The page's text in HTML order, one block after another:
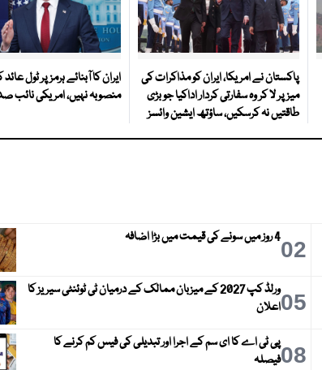
پاکستان نے امریکا، ایران کو مذاکرات کی
میز پر لا کر وہ سفارتی کردار اداکیا جو بڑی
طاقتیں نہ کرسکیں، ساؤتھ ایشین وائسز
ایران کا آبنائے ہرمز پر ٹول
منصوبہ نہیں، امریکی نائب
024 روز میں سونے کی قیمت میں بڑا اضافہ
05
ورلڈ کپ 2027 کے میزبان ممالک کے درمیان ٹی ٹوئنٹی سیریز کا
اعلان
08پی ٹی اے کا ای سم کے اجرا اور تبدیلی کی فیس کم کرنے کا
فیصلہ